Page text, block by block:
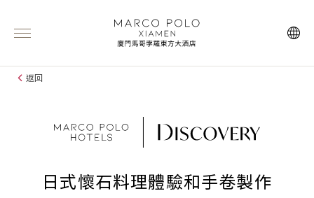
返回
日式懷石料理體驗和手卷製作